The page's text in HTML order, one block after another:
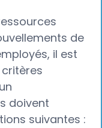
de
il est
doivent
suivantes :